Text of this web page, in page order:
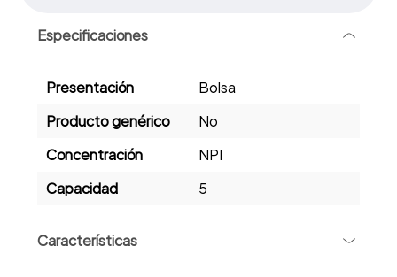
Especificaciones -
Presentación
Bolsa
Producto genérico
No
Concentración
NPI
Capacidad
5
Características +